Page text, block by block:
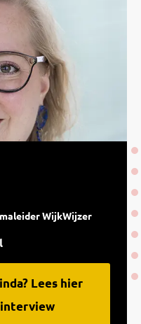
WijkWijzer
Lees hier